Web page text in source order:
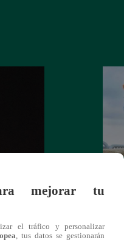
mejorar tu
el tráfico y personalizar
, tus datos se gestionarán